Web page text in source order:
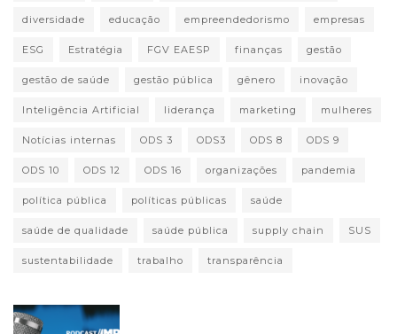
diversidade educação empreendedorismo empresas
ESG Estratégia FGV EAESP finanças gestão
gestão de saúde gestão pública gênero inovação
Inteligência Artificial liderança marketing mulheres
Notícias internas ODS 3 ODS3 ODS 8 ODS 9
ODS 10 ODS 12 ODS 16 organizações pandemia
política pública políticas públicas saúde
saúde de qualidade saúde pública supply chain SUS
sustentabilidade trabalho transparência